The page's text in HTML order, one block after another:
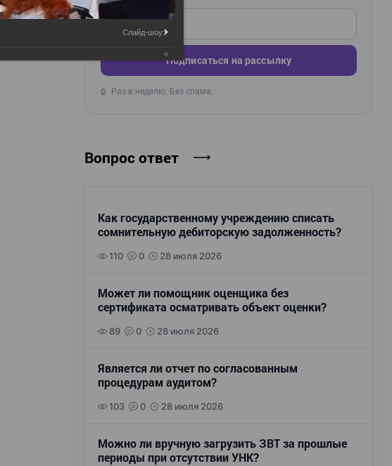
Введите ваш e-mail
Подписаться на рассылку
🔒 Раз в неделю. Без спама.
Вопрос ответ
Как государственному учреждению списать
сомнительную дебиторскую задолженность?
110 0 28 июля 2026
Может ли помощник оценщика без
сертификата осматривать объект оценки?
89 0 28 июля 2026
Является ли отчет по согласованным
процедурам аудитом?
103 0 28 июля 2026
Можно ли вручную загрузить ЗВТ за прошлые
периоды при отсутствии УНК?
Слайд-шоу: